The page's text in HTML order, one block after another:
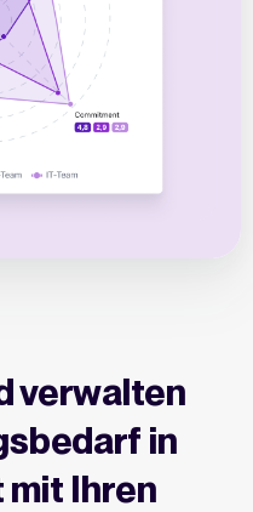
verwalten
in
mit Ihren